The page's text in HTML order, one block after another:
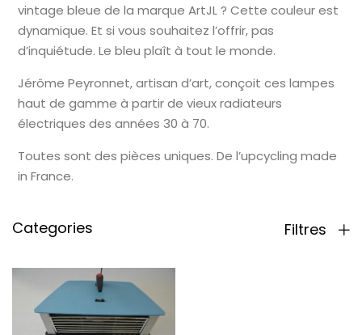
vintage bleue de la marque ArtJL ? Cette couleur est
dynamique. Et si vous souhaitez l’offrir, pas
d’inquiétude. Le bleu plaît à tout le monde.
Jérôme Peyronnet, artisan d’art, conçoit ces lampes
haut de gamme à partir de vieux radiateurs
électriques des années 30 à 70.
Toutes sont des pièces uniques. De l’upcycling made
in France.
Categories Filtres